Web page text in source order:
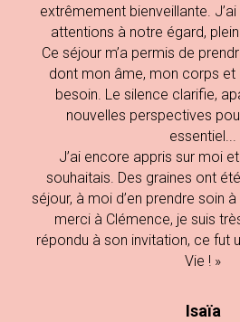
extrêmement bienveillante.
attentions à notre égard,
Ce séjour m’a permis de
dont mon âme, mon corps et
besoin. Le silence clarifie,
nouvelles perspectives
essentiel...
J’ai encore appris sur moi
souhaitais. Des graines ont
séjour, à moi d’en prendre soin
merci à Clémence, je suis
répondu à son invitation, ce fut
Vie ! »
Isaïa